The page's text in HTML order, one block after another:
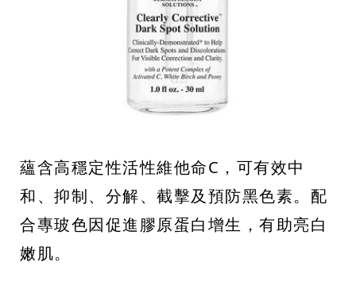
蘊含高穩定性活性維他命C，可有效中
和、抑制、分解、截擊及預防黑色素。配
合專玻色因促進膠原蛋白增生，有助亮白
嫩肌。